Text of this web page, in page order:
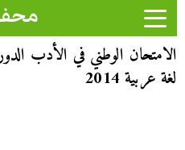
الامتحان الوطني في الأدب
لغة عربية 2014